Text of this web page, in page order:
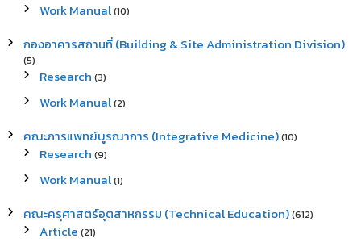
Work Manual(10)
กองอาคารสถานที่ (Building & Site Administration Division)
(5)
Research (3)
Work Manual(2)
คณะการแพทย์บูรณาการ (Integrative Medicine)(10)
Research (9)
Work Manual(1)
คณะครุศาสตร์อุตสาหกรรม (Technical Education)(612)
Article (21)